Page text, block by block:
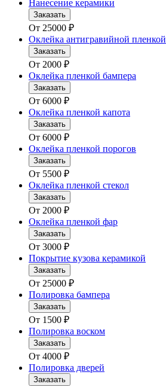
Нанесение керамики
Заказать
От 25000 ₽
Оклейка антигравийной пленкой
Заказать
От 2000 ₽
Оклейка пленкой бампера
Заказать
От 6000 ₽
Оклейка пленкой капота
Заказать
От 6000 ₽
Оклейка пленкой порогов
Заказать
От 5500 ₽
Оклейка пленкой стекол
Заказать
От 2000 ₽
Оклейка пленкой фар
Заказать
От 3000 ₽
Покрытие кузова керамикой
Заказать
От 25000 ₽
Полировка бампера
Заказать
От 1500 ₽
Полировка воском
Заказать
От 4000 ₽
Полировка дверей
Заказать